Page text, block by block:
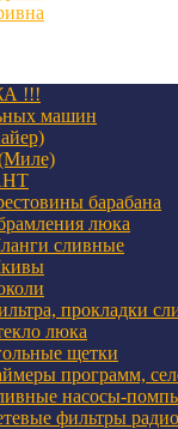
!!!
машин
барабана
люка
сливные
прокладки
люка
щетки
программ,
насосы-
фильтры